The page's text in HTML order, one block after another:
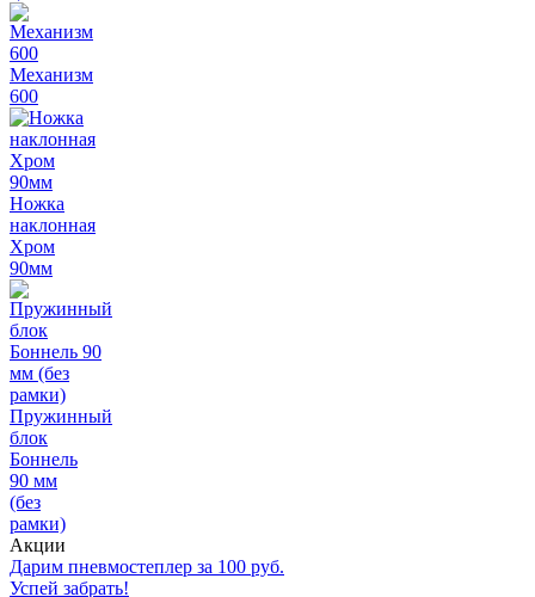
Механизм
600
Ножка
наклонная
Хром
90мм
Пружинный
блок
Боннель
90 мм
(без
рамки)
Акции
Дарим пневмостеплер за 100 руб.
Успей забрать!